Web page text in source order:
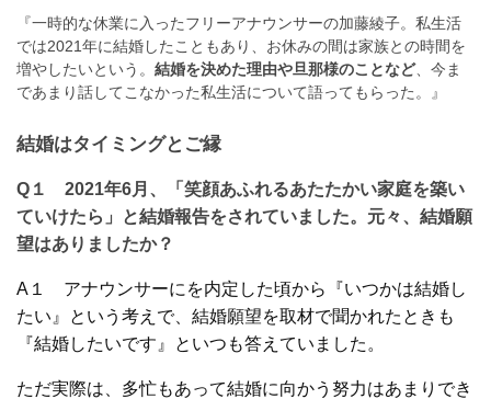
『一時的な休業に入ったフリーアナウンサーの加藤綾子。私生活
では2021年に結婚したこともあり、お休みの間は家族との時間を
増やしたいという。 結婚を決めた理由や旦那様のことなど、今ま
であまり話してこなかった私生活について語ってもらった。』
結婚はタイミングとご縁
Q１ 2021年6月、「笑顔あふれるあたたかい家庭を築い
ていけたら」と結婚報告をされていました。元々、結婚願
望はありましたか？
A１ アナウンサーにを内定した頃から『いつかは結婚し
たい』という考えで、結婚願望を取材で聞かれたときも
『結婚したいです』といつも答えていました。
ただ実際は、多忙もあって結婚に向かう努力はあまりでき